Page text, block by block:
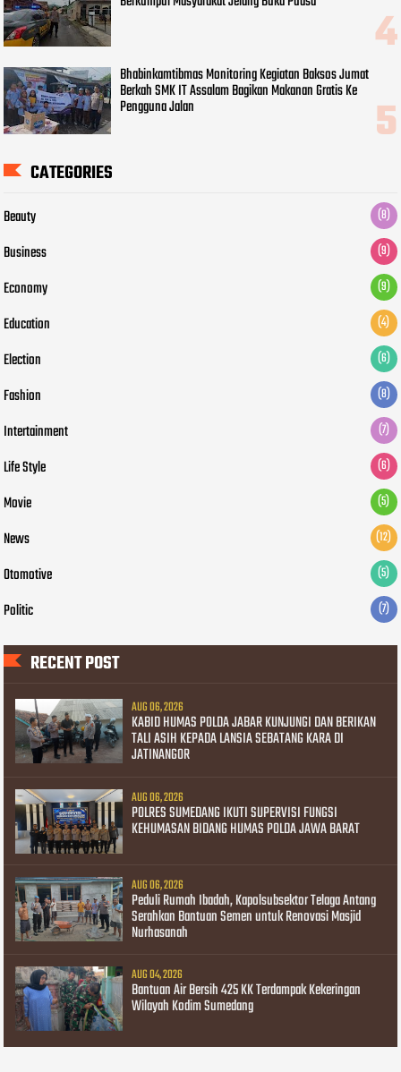
Bhabinkamtibmas Monitoring Kegiatan Baksos Jumat
Berkah SMK IT Assalam Bagikan Makanan Gratis Ke
Pengguna Jalan
CATEGORIES
Beauty (8)
Business (9)
Economy (9)
Education (4)
Election (6)
Fashion (8)
Intertainment (7)
Life Style (6)
Movie (5)
News (12)
Otomotive (5)
Politic (7)
RECENT POST
AUG 06, 2026
KABID HUMAS POLDA JABAR KUNJUNGI DAN BERIKAN
TALI ASIH KEPADA LANSIA SEBATANG KARA DI
JATINANGOR
AUG 06, 2026
POLRES SUMEDANG IKUTI SUPERVISI FUNGSI
KEHUMASAN BIDANG HUMAS POLDA JAWA BARAT
AUG 06, 2026
Peduli Rumah Ibadah, Kapolsubsektor Telaga Antang
Serahkan Bantuan Semen untuk Renovasi Masjid
Nurhasanah
AUG 04, 2026
Bantuan Air Bersih 425 KK Terdampak Kekeringan
Wilayah Kodim Sumedang